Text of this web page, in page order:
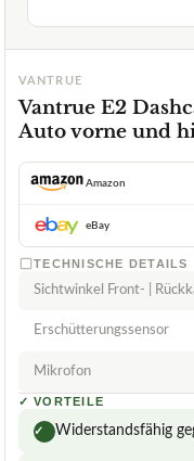
VANTRUE
Vantrue E2
Auto vorne und
Amazon
eBay
TECHNISCHE DETAILS
Sichtwinkel Front- |
Erschütterungssensor
Mikrofon
✓ VORTEILE
✓ Widerstandsfähig